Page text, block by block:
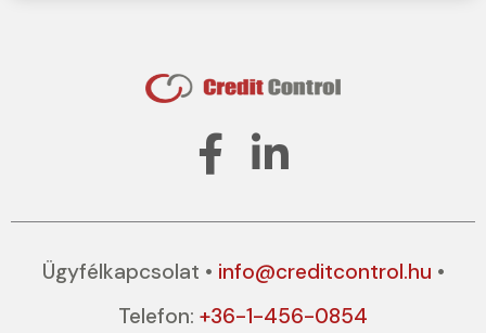
Ügyfélkapcsolat • info@creditcontrol.hu •
Telefon: +36-1-456-0854